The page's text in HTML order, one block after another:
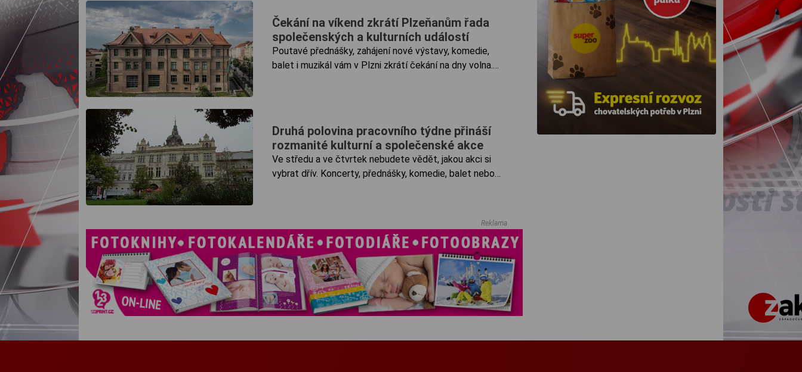
Čekání na víkend zkrátí Plzeňanům řada
společenských a kulturních událostí
Poutavé přednášky, zahájení nové výstavy, komedie,
balet i muzikál vám v Plzni zkrátí čekání na dny volna.
Druhá polovina pracovního týdne přináší
rozmanité kulturní a společenské akce
Ve středu a ve čtvrtek nebudete vědět, jakou akci si
vybrat dřív. Koncerty, přednášky, komedie, balet nebo
Reklama